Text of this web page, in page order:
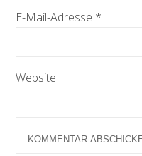
E-Mail-Adresse *
Website